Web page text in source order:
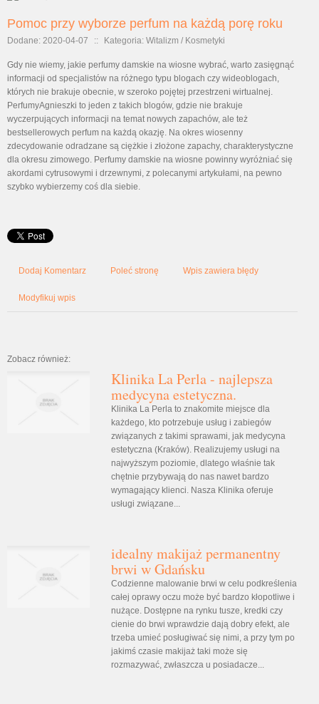
Pomoc przy wyborze perfum na każdą porę roku
Dodane: 2020-04-07 :: Kategoria: Witalizm / Kosmetyki
Gdy nie wiemy, jakie perfumy damskie na wiosne wybrać, warto zasięgnąć
informacji od specjalistów na różnego typu blogach czy wideoblogach,
których nie brakuje obecnie, w szeroko pojętej przestrzeni wirtualnej.
PerfumyAgnieszki to jeden z takich blogów, gdzie nie brakuje
wyczerpujących informacji na temat nowych zapachów, ale też
bestsellerowych perfum na każdą okazję. Na okres wiosenny
zdecydowanie odradzane są ciężkie i złożone zapachy, charakterystyczne
dla okresu zimowego. Perfumy damskie na wiosne powinny wyróżniać się
akordami cytrusowymi i drzewnymi, z polecanymi artykułami, na pewno
szybko wybierzemy coś dla siebie.
Dodaj Komentarz Poleć stronę Wpis zawiera błędy
Modyfikuj wpis
Zobacz również:
Klinika La Perla - najlepsza
medycyna estetyczna.
Klinika La Perla to znakomite miejsce dla
każdego, kto potrzebuje usług i zabiegów
związanych z takimi sprawami, jak medycyna
estetyczna (Kraków). Realizujemy usługi na
najwyższym poziomie, dlatego właśnie tak
chętnie przybywają do nas nawet bardzo
wymagający klienci. Nasza Klinika oferuje
usługi związane...
idealny makijaż permanentny
brwi w Gdańsku
Codzienne malowanie brwi w celu podkreślenia
całej oprawy oczu może być bardzo kłopotliwe i
nużące. Dostępne na rynku tusze, kredki czy
cienie do brwi wprawdzie dają dobry efekt, ale
trzeba umieć posługiwać się nimi, a przy tym po
jakimś czasie makijaż taki może się
rozmazywać, zwłaszcza u posiadacze...